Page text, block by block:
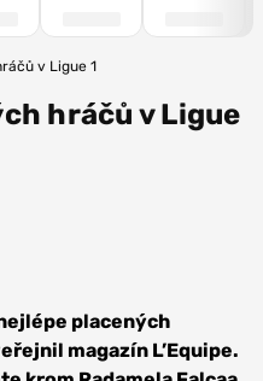
v Ligue 1
hráčů v Ligue
placených
magazín L’Equipe.